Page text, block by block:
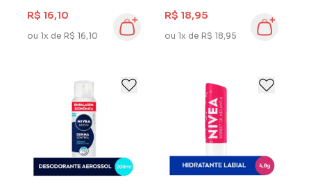
150 ml Derma
Control Defende
R$ 16,10
ou 1x de R$ 16,10
ml Derma Control
Defende
R$ 18,95
ou 1x de R$ 18,95